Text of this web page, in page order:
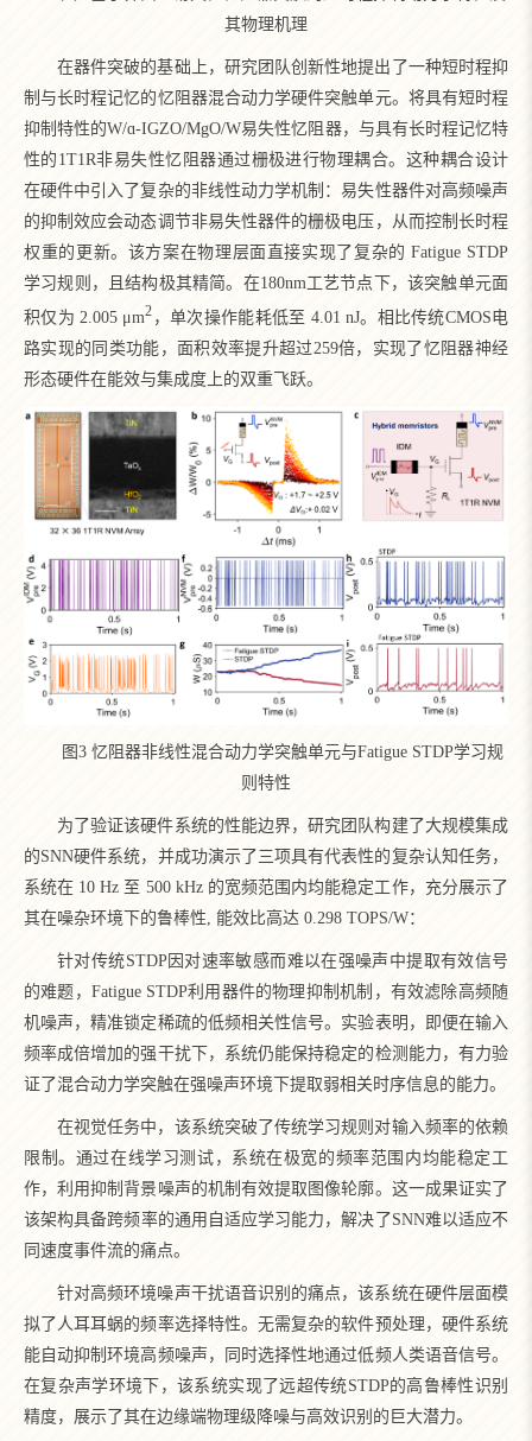
其物理机理
在器件突破的基础上，研究团队创新性地提出了一种短时程抑
制与长时程记忆的忆阻器混合动力学硬件突触单元。将具有短时程
抑制特性的W/ɑ-IGZO/MgO/W易失性忆阻器，与具有长时程记忆特
性的1T1R非易失性忆阻器通过栅极进行物理耦合。这种耦合设计
在硬件中引入了复杂的非线性动力学机制：易失性器件对高频噪声
的抑制效应会动态调节非易失性器件的栅极电压，从而控制长时程
权重的更新。该方案在物理层面直接实现了复杂的 Fatigue STDP
学习规则，且结构极其精简。在180nm工艺节点下，该突触单元面
积仅为 2.005 μm2 ，单次操作能耗低至 4.01 nJ。相比传统CMOS电
路实现的同类功能，面积效率提升超过259倍，实现了忆阻器神经
形态硬件在能效与集成度上的双重飞跃。
图3 忆阻器非线性混合动力学突触单元与Fatigue STDP学习规
则特性
为了验证该硬件系统的性能边界，研究团队构建了大规模集成
的SNN硬件系统，并成功演示了三项具有代表性的复杂认知任务，
系统在 10 Hz 至 500 kHz 的宽频范围内均能稳定工作，充分展示了
其在噪杂环境下的鲁棒性, 能效比高达 0.298 TOPS/W：
针对传统STDP因对速率敏感而难以在强噪声中提取有效信号
的难题，Fatigue STDP利用器件的物理抑制机制，有效滤除高频随
机噪声，精准锁定稀疏的低频相关性信号。实验表明，即便在输入
频率成倍增加的强干扰下，系统仍能保持稳定的检测能力，有力验
证了混合动力学突触在强噪声环境下提取弱相关时序信息的能力。
在视觉任务中，该系统突破了传统学习规则对输入频率的依赖
限制。通过在线学习测试，系统在极宽的频率范围内均能稳定工
作，利用抑制背景噪声的机制有效提取图像轮廓。这一成果证实了
该架构具备跨频率的通用自适应学习能力，解决了SNN难以适应不
同速度事件流的痛点。
针对高频环境噪声干扰语音识别的痛点，该系统在硬件层面模
拟了人耳耳蜗的频率选择特性。无需复杂的软件预处理，硬件系统
能自动抑制环境高频噪声，同时选择性地通过低频人类语音信号。
在复杂声学环境下，该系统实现了远超传统STDP的高鲁棒性识别
精度，展示了其在边缘端物理级降噪与高效识别的巨大潜力。